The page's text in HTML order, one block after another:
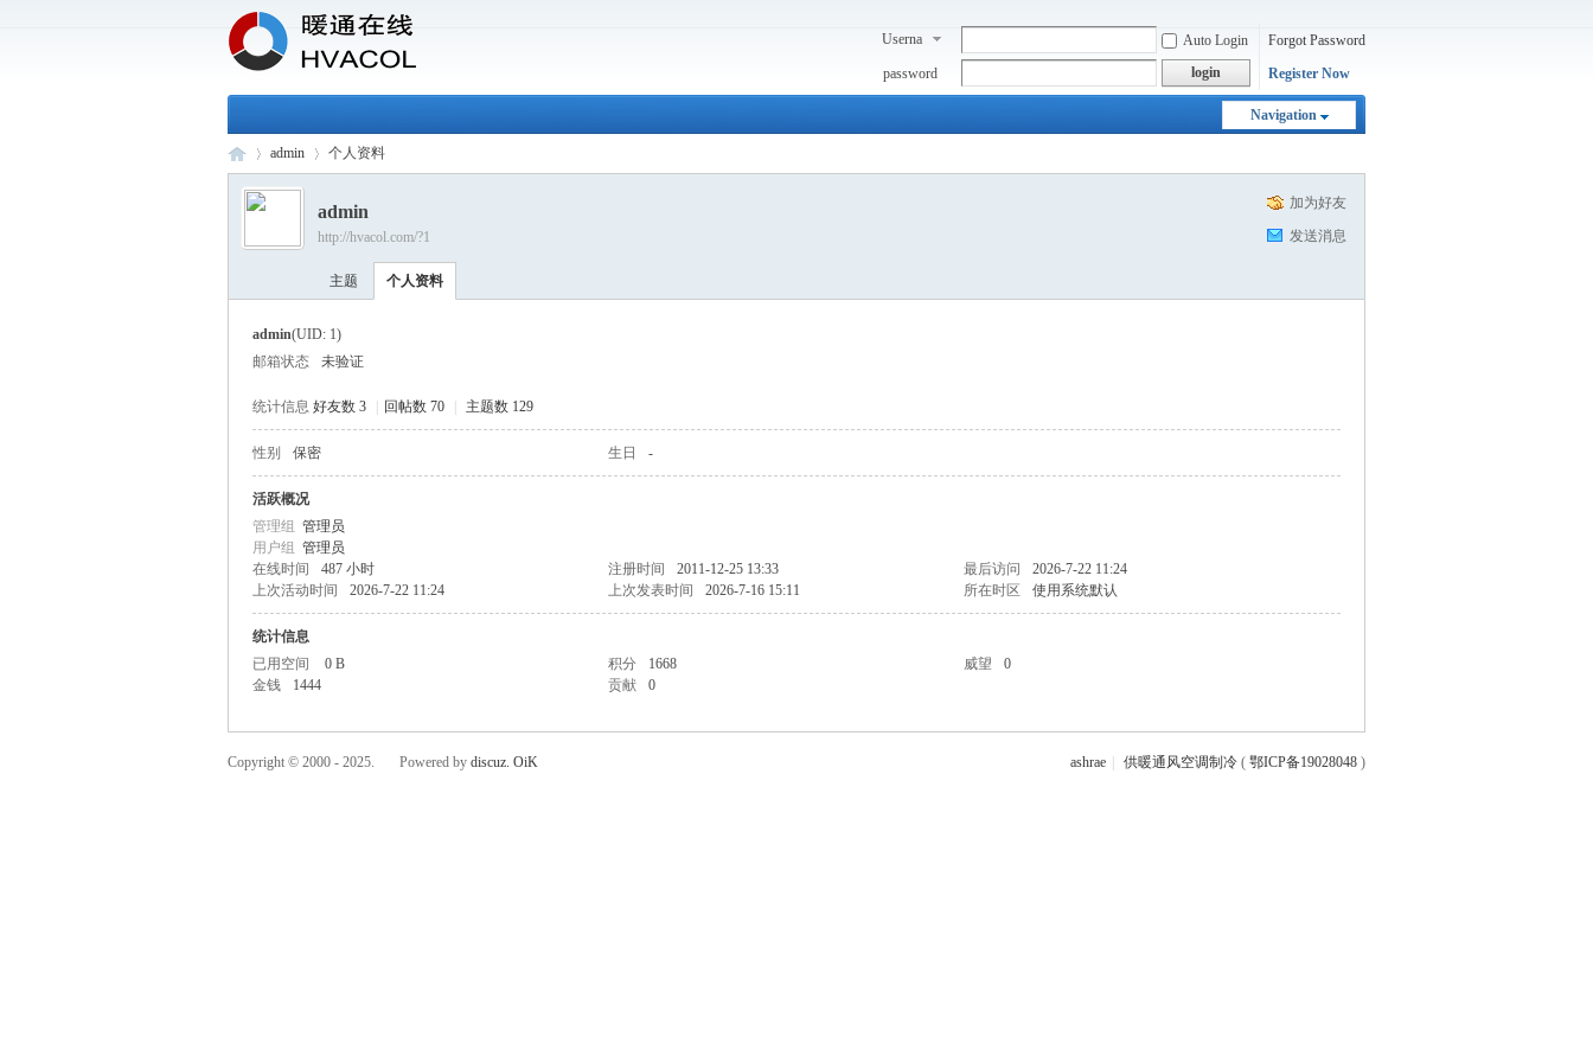
Userna
Auto Login
Forgot Password
password
login Register Now
Navigation
C
›
admin 个人资料
加为好友
发送消息
admin
http://hvacol.com/?1
主题 个人资料
admin(UID: 1)
邮箱状态
未验证
统计信息 好友数 3 回帖数 70 主题数 129
性别 保密 生日 -
活跃概况
管理组 管理员
用户组 管理员
在线时间
487 小时 注册时间 2011-12-25 13:33 最后访问
2026-7-22 11:24
上次活动时间
2026-7-22 11:24 上次发表时间 2026-7-16 15:11 所在时区 使用系统默认
统计信息
已用空间
0 B 积分 1668 威望
0
金钱
1444 贡献 0
ashrae 供暖通风空调制冷 ( 鄂ICP备19028048 )
Copyright © 2000 - 2025. Powered by discuz. OiK